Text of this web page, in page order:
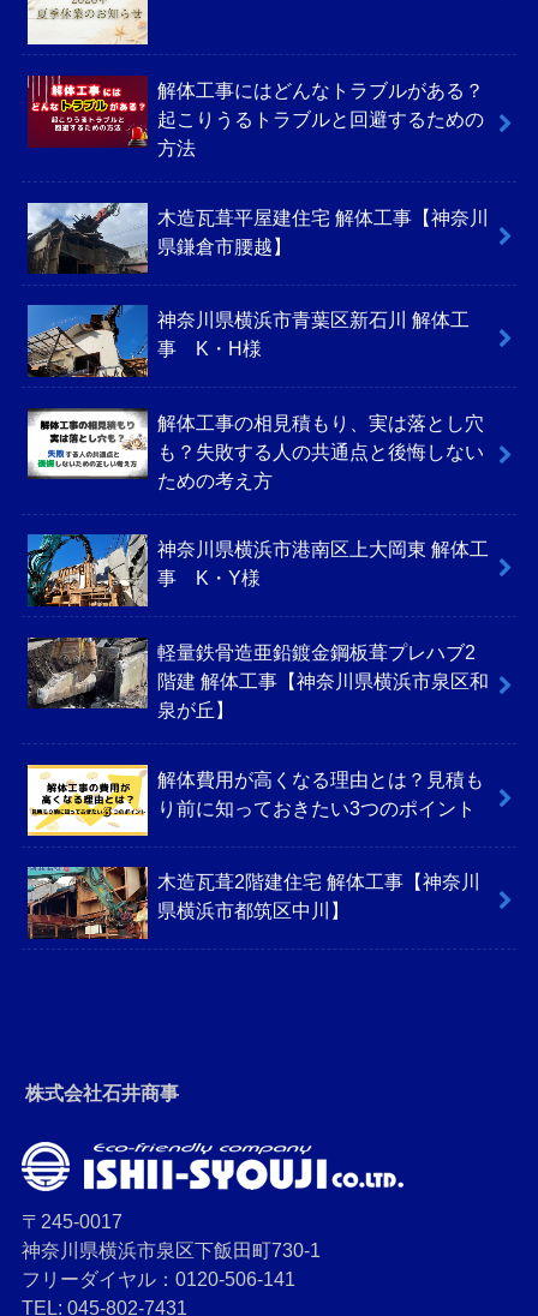
解体工事にはどんなトラブルがある？
起こりうるトラブルと回避するための
方法
木造瓦葺平屋建住宅 解体工事【神奈川
県鎌倉市腰越】
神奈川県横浜市青葉区新石川 解体工
事 K・H様
解体工事の相見積もり、実は落とし穴
も？失敗する人の共通点と後悔しない
ための考え方
神奈川県横浜市港南区上大岡東 解体工
事 K・Y様
軽量鉄骨造亜鉛鍍金鋼板葺プレハブ2
階建 解体工事【神奈川県横浜市泉区和
泉が丘】
解体費用が高くなる理由とは？見積も
り前に知っておきたい3つのポイント
木造瓦葺2階建住宅 解体工事【神奈川
県横浜市都筑区中川】
株式会社石井商事
〒245-0017
神奈川県横浜市泉区下飯田町730-1
フリーダイヤル：0120-506-141
TEL: 045-802-7431